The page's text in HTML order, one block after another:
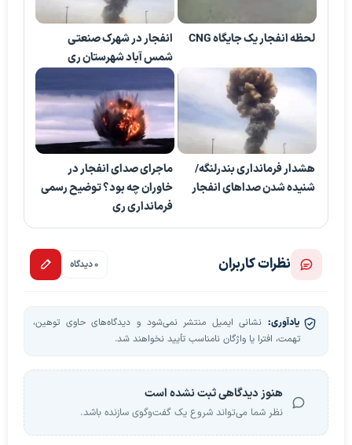
لحظه انفجار یک جایگاه CNG
انفجار در شهرک صنعتی
شمس آباد شهرستان ری
هشدار فرمانداری بندرلنگه/
شنیده شدن صداهای انفجار
ماجرای صدای انفجار در
خاوران چه بود؟ توضیح رسمی
فرمانداری ری
نظرات کاربران 0 دیدگاه
یادآوری: نشانی ایمیل منتشر نمی‌شود و دیدگاه‌های حاوی توهین،
تهمت، افترا یا واژگان نامناسب تأیید نخواهند شد.
هنوز دیدگاهی ثبت نشده است
نظر شما می‌تواند شروع یک گفت‌وگوی سازنده باشد.